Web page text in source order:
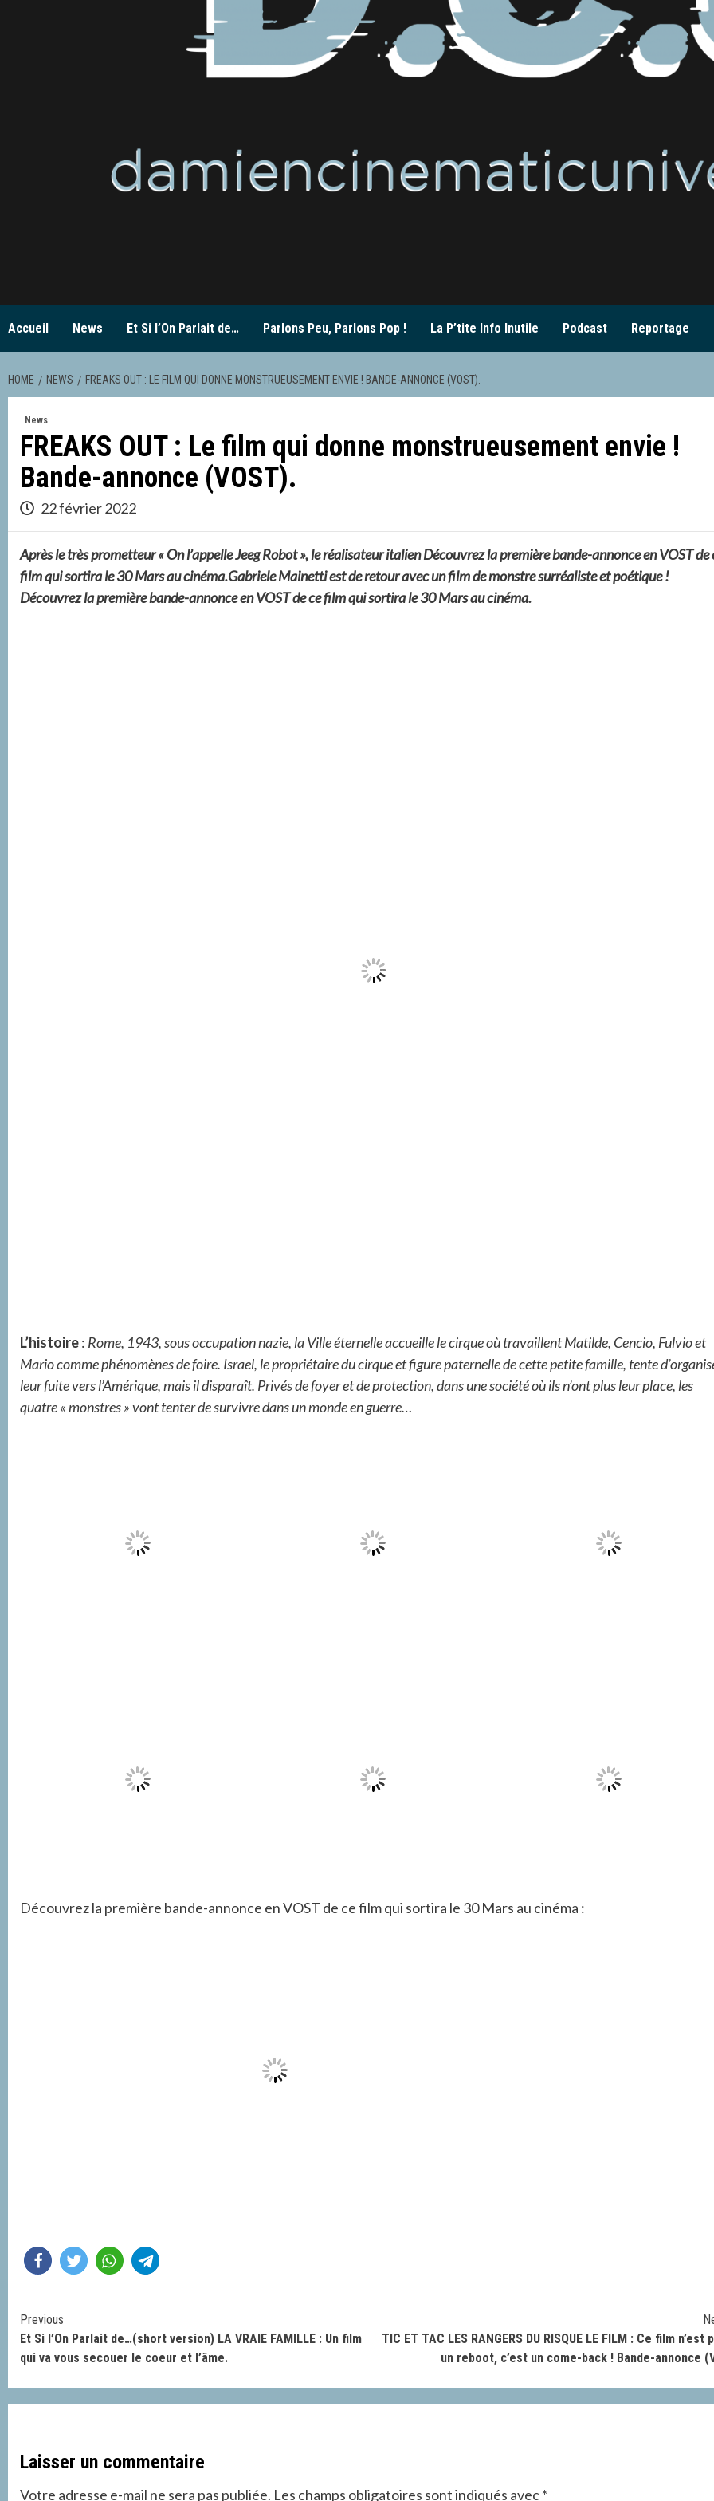
Accueil News Et Si l’On Parlait de… Parlons Peu, Parlons Pop ! La P’tite Info Inutile Podcast Reportage
HOME NEWS FREAKS OUT : LE FILM QUI DONNE MONSTRUEUSEMENT ENVIE ! BANDE-ANNONCE (VOST).
News
FREAKS OUT : Le film qui donne monstrueusement envie !
Bande-annonce (VOST).
22 février 2022
Après le très prometteur « On l’appelle Jeeg Robot », le réalisateur italien Découvrez la première bande-annonce en VOST de
film qui sortira le 30 Mars au cinéma.Gabriele Mainetti est de retour avec un film de monstre surréaliste et poétique !
Découvrez la première bande-annonce en VOST de ce film qui sortira le 30 Mars au cinéma.
L’histoire: Rome, 1943, sous occupation nazie, la Ville éternelle accueille le cirque où travaillent Matilde, Cencio, Fulvio et
Mario comme phénomènes de foire. Israel, le propriétaire du cirque et figure paternelle de cette petite famille, tente
leur fuite vers l’Amérique, mais il disparaît. Privés de foyer et de protection, dans une société où ils n’ont plus leur place, les
quatre « monstres » vont tenter de survivre dans un monde en guerre…
Découvrez la première bande-annonce en VOST de ce film qui sortira le 30 Mars au cinéma :
Continue
Reading
Previous
Et Si l’On Parlait de…(short version) LA VRAIE FAMILLE : Un film
qui va vous secouer le coeur et l’âme.
TIC ET TAC LES RANGERS DU RISQUE LE FILM : Ce film n’est
un reboot, c’est un come-back ! Bande-annonce
Laisser un commentaire
Votre adresse e-mail ne sera pas publiée. Les champs obligatoires sont indiqués avec*